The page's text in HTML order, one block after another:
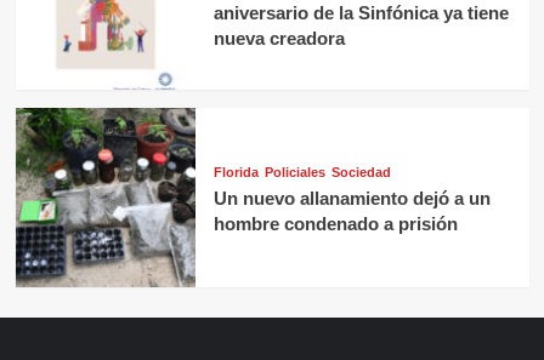
aniversario de la Sinfónica ya tiene
nueva creadora
Florida Policiales Sociedad
Un nuevo allanamiento dejó a un
hombre condenado a prisión